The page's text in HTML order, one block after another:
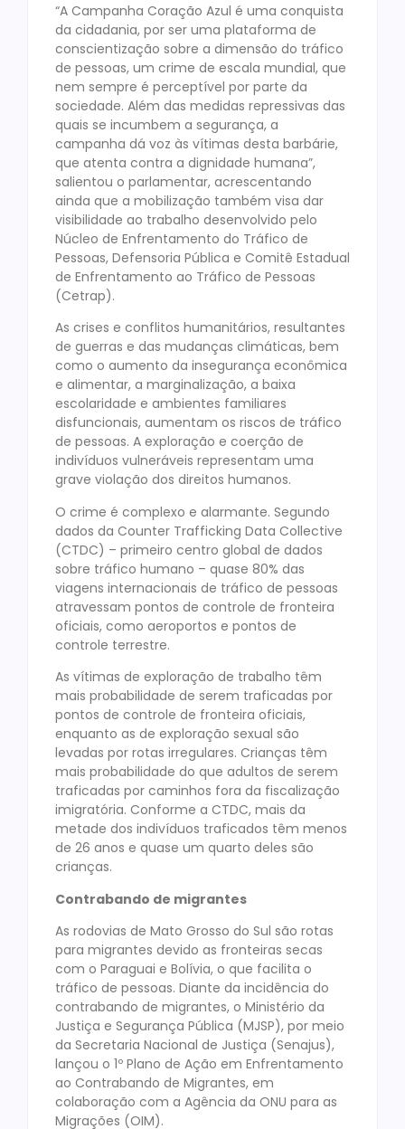
“A Campanha Coração Azul é uma conquista
da cidadania, por ser uma plataforma de
conscientização sobre a dimensão do tráfico
de pessoas, um crime de escala mundial, que
nem sempre é perceptível por parte da
sociedade. Além das medidas repressivas das
quais se incumbem a segurança, a
campanha dá voz às vítimas desta barbárie,
que atenta contra a dignidade humana”,
salientou o parlamentar, acrescentando
ainda que a mobilização também visa dar
visibilidade ao trabalho desenvolvido pelo
Núcleo de Enfrentamento do Tráfico de
Pessoas, Defensoria Pública e Comitê Estadual
de Enfrentamento ao Tráfico de Pessoas
(Cetrap).
As crises e conflitos humanitários, resultantes
de guerras e das mudanças climáticas, bem
como o aumento da insegurança econômica
e alimentar, a marginalização, a baixa
escolaridade e ambientes familiares
disfuncionais, aumentam os riscos de tráfico
de pessoas. A exploração e coerção de
indivíduos vulneráveis representam uma
grave violação dos direitos humanos.
O crime é complexo e alarmante. Segundo
dados da Counter Trafficking Data Collective
(CTDC) – primeiro centro global de dados
sobre tráfico humano – quase 80% das
viagens internacionais de tráfico de pessoas
atravessam pontos de controle de fronteira
oficiais, como aeroportos e pontos de
controle terrestre.
As vítimas de exploração de trabalho têm
mais probabilidade de serem traficadas por
pontos de controle de fronteira oficiais,
enquanto as de exploração sexual são
levadas por rotas irregulares. Crianças têm
mais probabilidade do que adultos de serem
traficadas por caminhos fora da fiscalização
imigratória. Conforme a CTDC, mais da
metade dos indivíduos traficados têm menos
de 26 anos e quase um quarto deles são
crianças.
Contrabando de migrantes
As rodovias de Mato Grosso do Sul são rotas
para migrantes devido as fronteiras secas
com o Paraguai e Bolívia, o que facilita o
tráfico de pessoas. Diante da incidência do
contrabando de migrantes, o Ministério da
Justiça e Segurança Pública (MJSP), por meio
da Secretaria Nacional de Justiça (Senajus),
lançou o 1º Plano de Ação em Enfrentamento
ao Contrabando de Migrantes, em
colaboração com a Agência da ONU para as
Migrações (OIM).